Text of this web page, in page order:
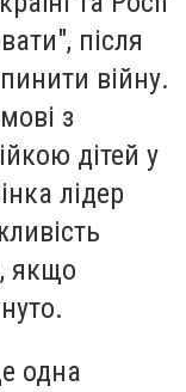
після
війну.
з
дітей у
лідер
якщо
одна